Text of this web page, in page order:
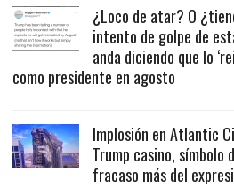
¿Loco de atar? O
intento de golpe de
anda diciendo que lo
como presidente en agosto
Implosión en Atlantic
Trump casino, símbolo
fracaso más del